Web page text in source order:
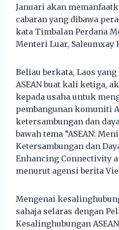
Januari akan
cabaran yang dibawa
kata Timbalan Perdana
Menteri Luar, Saleumxay
Beliau berkata, Laos
ASEAN buat kali ketiga,
kepada usaha untuk
pembangunan komuniti
ketersambungan dan
bawah tema “ASEAN:
Ketersambungan dan
Enhancing Connectivity
menurut agensi berita
Mengenai
sahaja selaras dengan
Kesalinghubungan